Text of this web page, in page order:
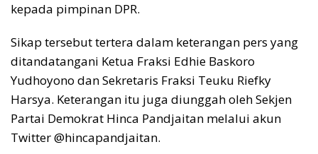
kepada pimpinan DPR.
Sikap tersebut tertera dalam keterangan pers yang
ditandatangani Ketua Fraksi Edhie Baskoro
Yudhoyono dan Sekretaris Fraksi Teuku Riefky
Harsya. Keterangan itu juga diunggah oleh Sekjen
Partai Demokrat Hinca Pandjaitan melalui akun
Twitter @hincapandjaitan.